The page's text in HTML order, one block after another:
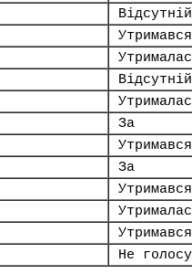
Відсутній
Утримався
Відсутній
За
Утримався
За
Утримався
Утримався
Не